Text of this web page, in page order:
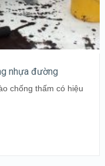
nhựa đường
chống thấm có hiệu